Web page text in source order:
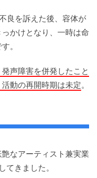
良を訴えた後、容体が
かけとなり、一時は命
。
声障害を併発したこと
動の再開時期は未定。
なアーティスト兼実業
てきました。